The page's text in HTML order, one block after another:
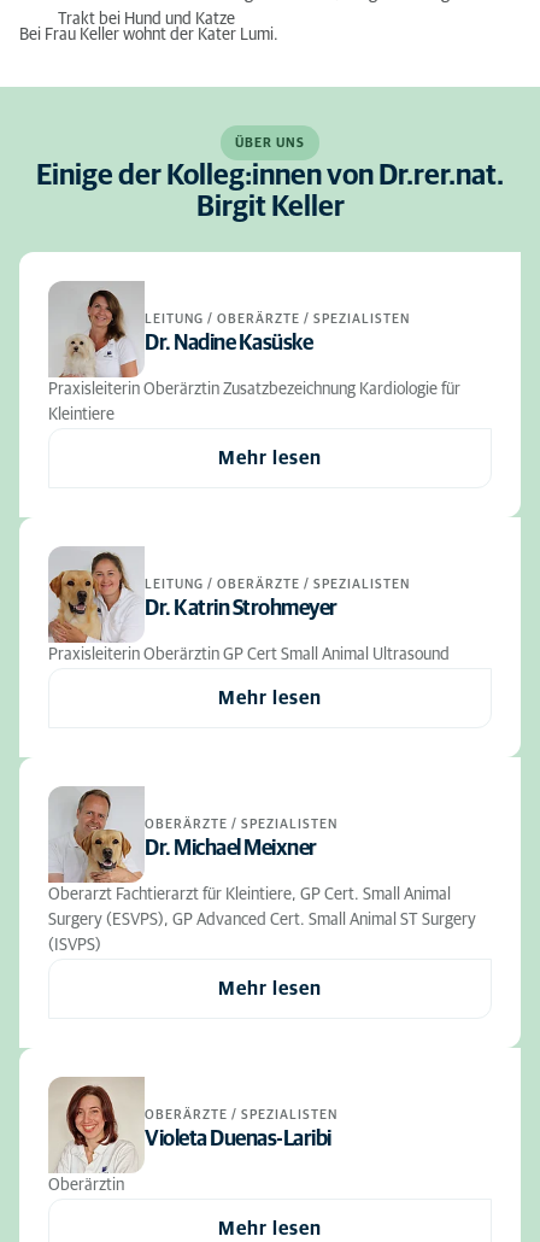
Trakt bei Hund und Katze
Bei Frau Keller wohnt der Kater Lumi.
ÜBER UNS
Einige der Kolleg:innen von Dr.rer.nat.
Birgit Keller
LEITUNG / OBERÄRZTE / SPEZIALISTEN
Dr. Nadine Kasüske
Praxisleiterin Oberärztin Zusatzbezeichnung Kardiologie für
Kleintiere
Mehr lesen
LEITUNG / OBERÄRZTE / SPEZIALISTEN
Dr. Katrin Strohmeyer
Praxisleiterin Oberärztin GP Cert Small Animal Ultrasound
Mehr lesen
OBERÄRZTE / SPEZIALISTEN
Dr. Michael Meixner
Oberarzt Fachtierarzt für Kleintiere, GP Cert. Small Animal
Surgery (ESVPS), GP Advanced Cert. Small Animal ST Surgery
(ISVPS)
Mehr lesen
OBERÄRZTE / SPEZIALISTEN
Violeta Duenas-Laribi
Oberärztin
Mehr lesen